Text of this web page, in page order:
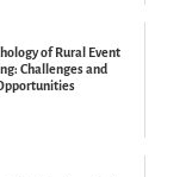
of Rural Event
Challenges and